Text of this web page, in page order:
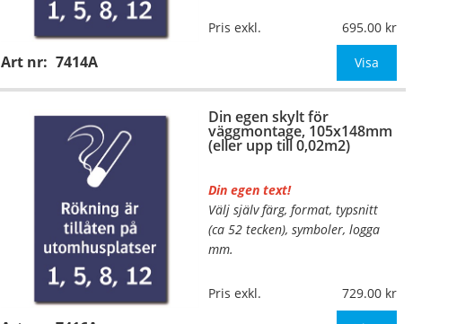
Art nr: 7414A
Material:
Plan aluminium,
0,7mm (väggmontage)
74x105mm (eller annat
Be om offert vid antal
Pris exkl. 695.00
Visa
Din egen skylt för
väggmontage, 105x148mm
(eller upp till 0,02m2)
Din egen text!
Välj själv färg, format, typsnitt
(ca 52 tecken), symboler, logga
mm.
Material:
Plan aluminium,
0,7mm (väggmontage)
Pris exkl. 729.00